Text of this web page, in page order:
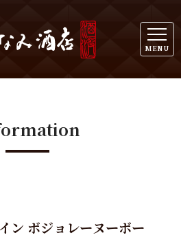
MENU
ン ボジョレーヌーボー